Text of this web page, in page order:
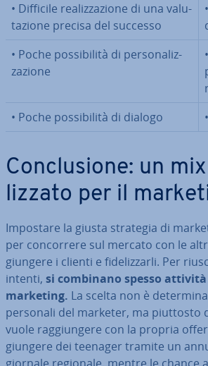
• Difficile rea­liz­za­zio­ne di una va­lu­
ta­zio­ne precisa del successo
• Poche pos­si­bi­li­tà di per­so­na­liz­
za­zio­ne
• Poche pos­si­bi­li­tà di dialogo
Con­clu­sio­ne: un
liz­za­to per il
Impostare la giusta strategia di
per con­cor­re­re sul mercato con le
giun­ge­re i clienti e fi­de­liz­zar­li. Per
intenti, si combinano spesso
marketing. La scelta non è
personali del marketer, ma piuttosto
vuole rag­giun­ge­re con la propria
giun­ge­re dei teenager tramite un